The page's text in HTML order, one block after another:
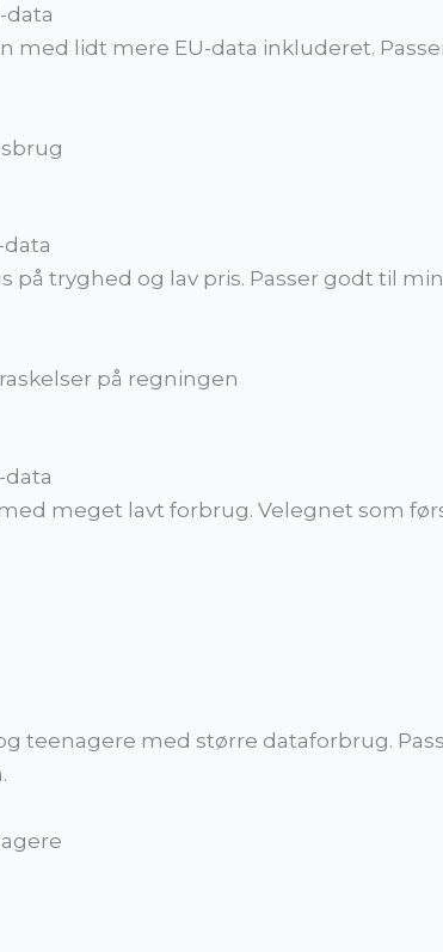
data
med lidt mere EU-data inkluderet.
data
på tryghed og lav pris. Passer godt til
på regningen
data
meget lavt forbrug. Velegnet som
teenagere med større dataforbrug.